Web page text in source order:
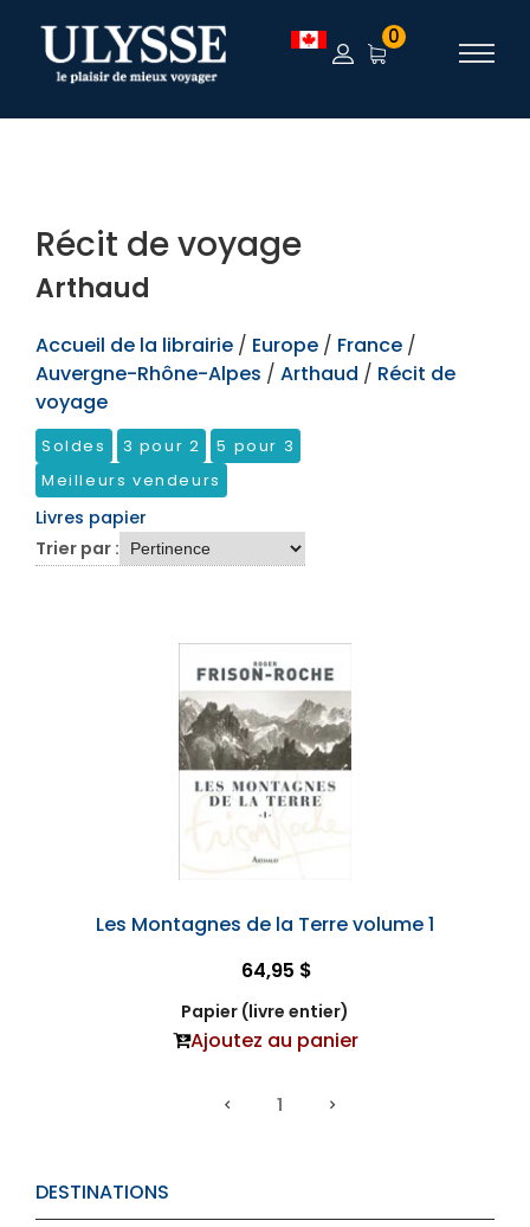
TEST 0
DESTINATIONS
Récit de voyage
Arthaud
Accueil de la librairie / Europe / France /
Auvergne-Rhône-Alpes / Arthaud / Récit de
voyage
Soldes 3 pour 2
5 pour 3
Meilleurs vendeurs
Livres papier
Trier par :
Les Montagnes de la Terre volume 1
64,95 $
Papier (livre entier)
Ajoutez au panier
1